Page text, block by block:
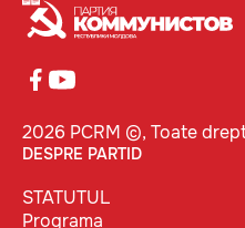
2026 PCRM ©, Toate
DESPRE PARTID
STATUTUL
Programa